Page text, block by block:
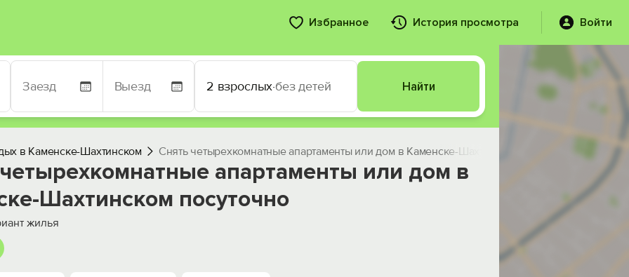
Избранное История просмотра Войти
2 взрослых·без детей Найти
в Каменске-Шахтинском Снять четырехкомнатные апартаменты или дом в Каменске-Шахтинском посуточно
апартаменты или дом в
Шахтинском посуточно
жилья